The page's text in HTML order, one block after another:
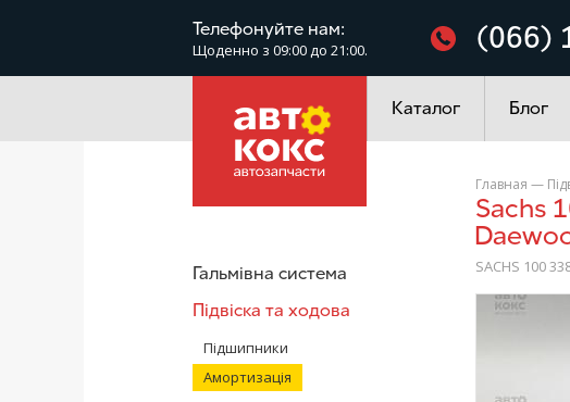
Телефонуйте нам:
Щоденно з 09:00 до 21:00. (066)
Каталог
Електроустаткування
Блог
Гальмівна система
Підвіска та ходова
Підшипники
Амортизація
Главная —
Sachs 100338 передній амортизатор масляний (вставка)
SACHS 100